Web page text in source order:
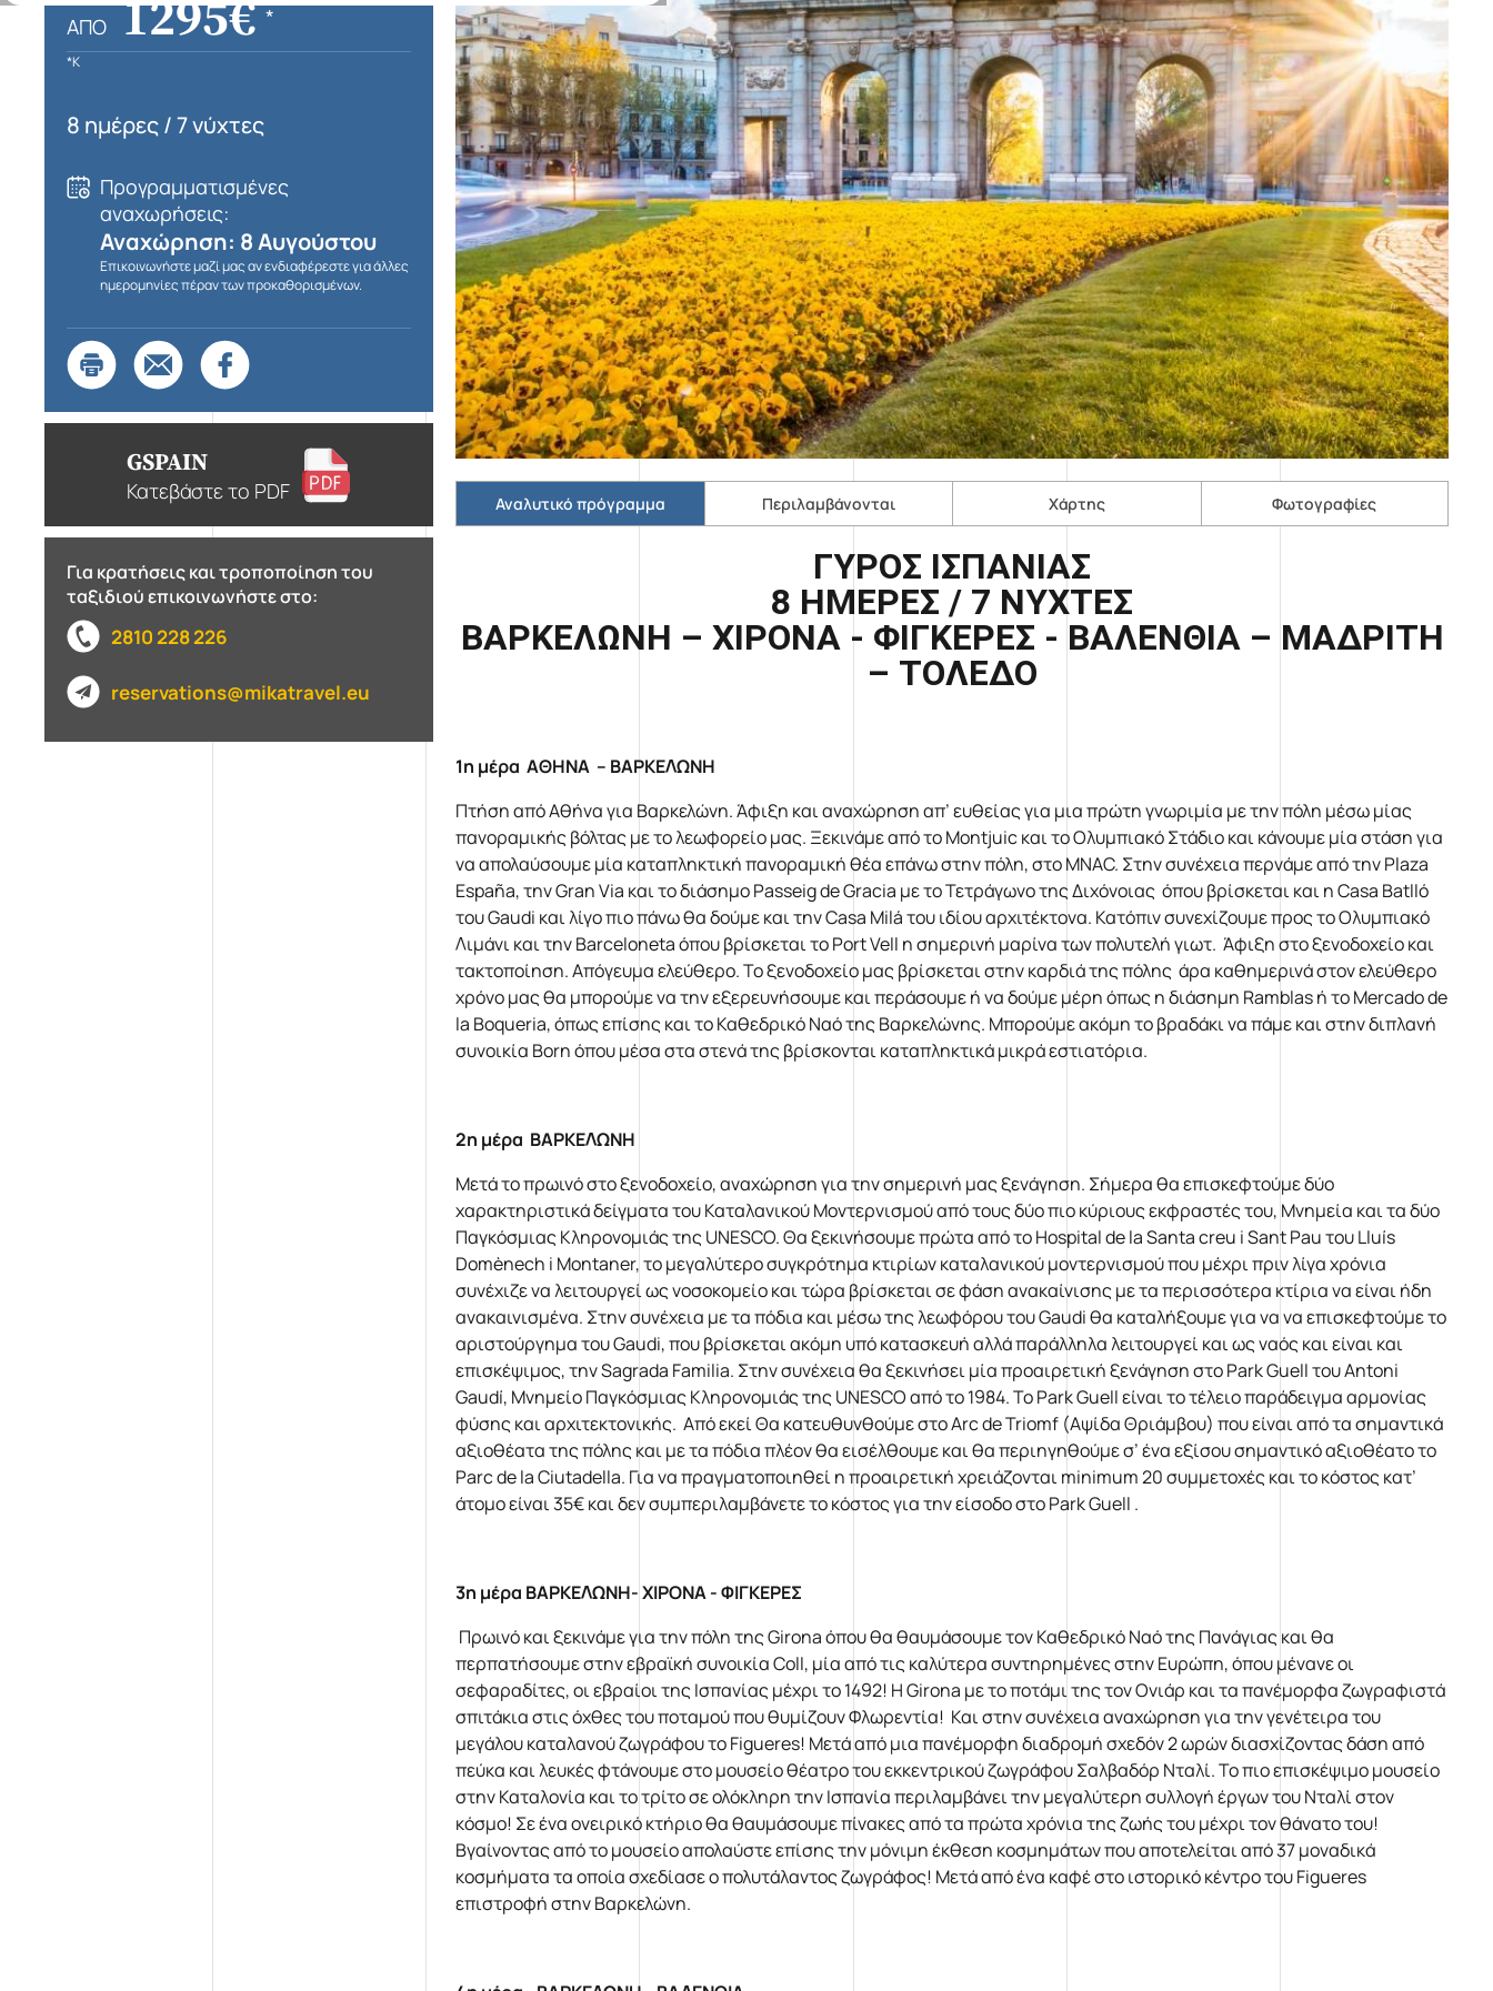
Φθινόπωρο 2026
Mika's Exclusive
Groups
ΑΠΌ 1295€*
*K
8 ημέρες / 7 νύχτες
Προγραμματισμένες
αναχωρήσεις:
Αναχώρηση: 8 Αυγούστου
Επικοινωνήστε μαζί μας αν ενδιαφέρεστε για άλλες
ημερομηνίες πέραν των προκαθορισμένων.
GSPAIN
Κατεβάστε το PDF
Για κρατήσεις και τροποποίηση του
ταξιδιού επικοινωνήστε στο:
2810 228 226
reservations@mikatravel.eu
Αναλυτικό πρόγραμμα Περιλαμβάνονται Χάρτης Φωτογραφίες
ΓΥΡΟΣ ΙΣΠΑΝΙΑΣ
8 ΗΜΕΡΕΣ / 7 ΝΥΧΤΕΣ
ΒΑΡΚΕΛΩΝΗ – ΧΙΡΟΝΑ - ΦΙΓΚΕΡΕΣ - ΒΑΛΕΝΘΙΑ – ΜΑΔΡΙΤΗ
– ΤΟΛΕΔΟ
1η μέρα ΑΘΗΝΑ – ΒΑΡΚΕΛΩΝΗ
Πτήση από Αθήνα για Βαρκελώνη. Άφιξη και αναχώρηση απ’ ευθείας για μια πρώτη γνωριμία με την πόλη μέσω μίας
πανοραμικής βόλτας με το λεωφορείο μας. Ξεκινάμε από το Montjuic και το Ολυμπιακό Στάδιο και κάνουμε μία στάση για
να απολαύσουμε μία καταπληκτική πανοραμική θέα επάνω στην πόλη, στο MNAC. Στην συνέχεια περνάμε από την Plaza
España, την Gran Via και το διάσημο Passeig de Gracia με το Τετράγωνο της Διχόνοιας όπου βρίσκεται και η Casa Batlló
του Gaudi και λίγο πιο πάνω θα δούμε και την Casa Milá του ιδίου αρχιτέκτονα. Κατόπιν συνεχίζουμε προς το Ολυμπιακό
Λιμάνι και την Barceloneta όπου βρίσκεται το Port Vell η σημερινή μαρίνα των πολυτελή γιωτ. Άφιξη στο ξενοδοχείο και
τακτοποίηση. Απόγευμα ελεύθερο. Το ξενοδοχείο μας βρίσκεται στην καρδιά της πόλης άρα καθημερινά στον ελεύθερο
χρόνο μας θα μπορούμε να την εξερευνήσουμε και περάσουμε ή να δούμε μέρη όπως η διάσημη Ramblas ή το Mercado de
la Boqueria, όπως επίσης και το Καθεδρικό Ναό της Βαρκελώνης. Μπορούμε ακόμη το βραδάκι να πάμε και στην διπλανή
συνοικία Born όπου μέσα στα στενά της βρίσκονται καταπληκτικά μικρά εστιατόρια.
2η μέρα ΒΑΡΚΕΛΩΝΗ
Μετά το πρωινό στο ξενοδοχείο, αναχώρηση για την σημερινή μας ξενάγηση. Σήμερα θα επισκεφτούμε δύο
χαρακτηριστικά δείγματα του Καταλανικού Μοντερνισμού από τους δύο πιο κύριους εκφραστές του, Μνημεία και τα δύο
Παγκόσμιας Κληρονομιάς της UNESCO. Θα ξεκινήσουμε πρώτα από το Hospital de la Santa creu i Sant Pau του Lluís
Domènech i Montaner, το μεγαλύτερο συγκρότημα κτιρίων καταλανικού μοντερνισμού που μέχρι πριν λίγα χρόνια
συνέχιζε να λειτουργεί ως νοσοκομείο και τώρα βρίσκεται σε φάση ανακαίνισης με τα περισσότερα κτίρια να είναι ήδη
ανακαινισμένα. Στην συνέχεια με τα πόδια και μέσω της λεωφόρου του Gaudi θα καταλήξουμε για να να επισκεφτούμε το
αριστούργημα του Gaudi, που βρίσκεται ακόμη υπό κατασκευή αλλά παράλληλα λειτουργεί και ως ναός και είναι και
επισκέψιμος, την Sagrada Familia. Στην συνέχεια θα ξεκινήσει μία προαιρετική ξενάγηση στο Park Guell του Antoni
Gaudí, Μνημείο Παγκόσμιας Κληρονομιάς της UNESCO από το 1984. Το Park Guell είναι το τέλειο παράδειγμα αρμονίας
φύσης και αρχιτεκτονικής. Από εκεί Θα κατευθυνθούμε στο Arc de Triomf (Αψίδα Θριάμβου) που είναι από τα σημαντικά
αξιοθέατα της πόλης και με τα πόδια πλέον θα εισέλθουμε και θα περιηγηθούμε σ’ ένα εξίσου σημαντικό αξιοθέατο το
Parc de la Ciutadella. Για να πραγματοποιηθεί η προαιρετική χρειάζονται minimum 20 συμμετοχές και το κόστος κατ’
άτομο είναι 35€ και δεν συμπεριλαμβάνετε το κόστος για την είσοδο στο Park Guell .
3η μέρα ΒΑΡΚΕΛΩΝΗ- ΧΙΡΟΝΑ - ΦΙΓΚΕΡΕΣ
Πρωινό και ξεκινάμε για την πόλη της Girona όπου θα θαυμάσουμε τον Καθεδρικό Ναό της Πανάγιας και θα
περπατήσουμε στην εβραϊκή συνοικία Coll, μία από τις καλύτερα συντηρημένες στην Ευρώπη, όπου μένανε οι
σεφαραδίτες, οι εβραίοι της Ισπανίας μέχρι το 1492! Η Girona με το ποτάμι της τον Ονιάρ και τα πανέμορφα ζωγραφιστά
σπιτάκια στις όχθες του ποταμού που θυμίζουν Φλωρεντία! Και στην συνέχεια αναχώρηση για την γενέτειρα του
μεγάλου καταλανού ζωγράφου το Figueres! Μετά από μια πανέμορφη διαδρομή σχεδόν 2 ωρών διασχίζοντας δάση από
πεύκα και λευκές φτάνουμε στο μουσείο θέατρο του εκκεντρικού ζωγράφου Σαλβαδόρ Νταλί. Το πιο επισκέψιμο μουσείο
στην Καταλονία και το τρίτο σε ολόκληρη την Ισπανία περιλαμβάνει την μεγαλύτερη συλλογή έργων του Νταλί στον
κόσμο! Σε ένα ονειρικό κτήριο θα θαυμάσουμε πίνακες από τα πρώτα χρόνια της ζωής του μέχρι τον θάνατο του!
Βγαίνοντας από το μουσείο απολαύστε επίσης την μόνιμη έκθεση κοσμημάτων που αποτελείται από 37 μοναδικά
κοσμήματα τα οποία σχεδίασε ο πολυτάλαντος ζωγράφος! Μετά από ένα καφέ στο ιστορικό κέντρο του Figueres
επιστροφή στην Βαρκελώνη.